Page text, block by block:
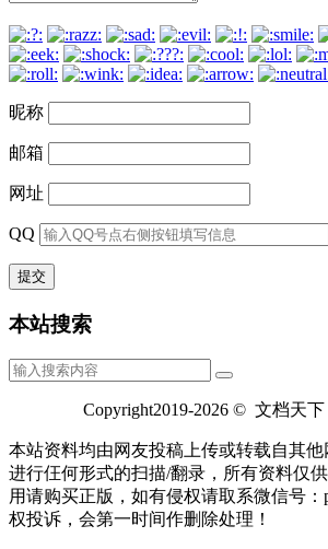
昵称
邮箱
网址
QQ
本站搜索
Copyright2019-2026 © 文档天
本站资料均由网友投稿上传或转载自其
进行仼何形式的扫描/翻录，所有资料仅
用请购买正版，如有侵权请取系微信号：
权投诉，会第一时间作删除处理！